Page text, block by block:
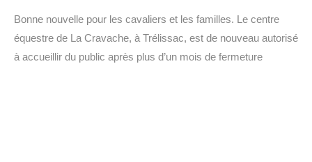
Bonne nouvelle pour les cavaliers et les familles. Le centre
équestre de La Cravache, à Trélissac, est de nouveau autorisé
à accueillir du public après plus d’un mois de fermeture